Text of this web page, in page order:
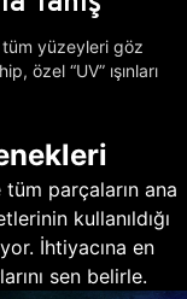
tüm yüzeyleri göz
özel “UV” ışınları
parçaların ana
kullanıldığı
İhtiyacına en
sen belirle.